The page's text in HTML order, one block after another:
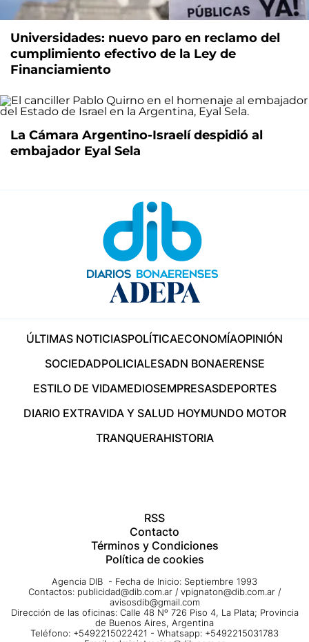
Universidades: nuevo paro en reclamo del
cumplimiento efectivo de la Ley de
Financiamiento
La Cámara Argentino-Israelí despidió al
embajador Eyal Sela
ÚLTIMAS NOTICIASPOLÍTICAECONOMÍAOPINIÓN
SOCIEDADPOLICIALESADN BONAERENSE
ESTILO DE VIDAMEDIOSEMPRESASDEPORTES
DIARIO EXTRAVIDA Y SALUD HOYMUNDO MOTOR
TRANQUERAHISTORIA
RSS
Contacto
Términos y Condiciones
Política de cookies
Agencia DIB - Fecha de Inicio: Septiembre 1993
Contactos: publicidad@dib.com.ar / vpignaton@dib.com.ar /
avisosdib@gmail.com
Dirección de las oficinas: Calle 48 Nº 726 Piso 4, La Plata; Provincia
de Buenos Aires, Argentina
Teléfono: +5492215022421 - Whatsapp: +5492215031783